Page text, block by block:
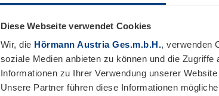
Diese Webseite verwendet Cookies
Wir, die Hörmann Austria Ges.m.b.H., verwenden
soziale Medien anbieten zu können und die
Informationen zu Ihrer Verwendung unserer
Unsere Partner führen diese Informationen